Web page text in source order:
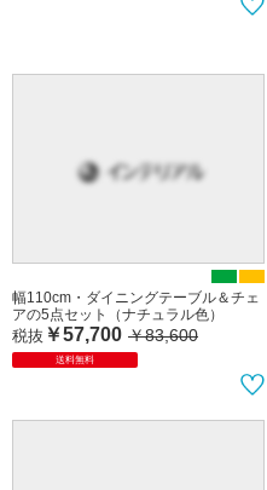
幅110cm・ダイニングテーブル＆チェ
アの5点セット（ナチュラル色）
税抜 ￥57,700 ￥83,600
送料無料